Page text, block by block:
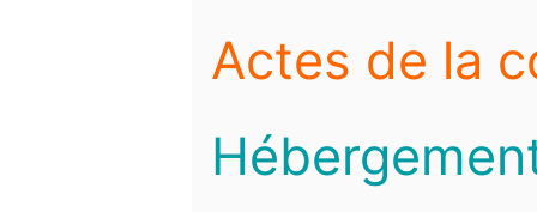
Actes de la